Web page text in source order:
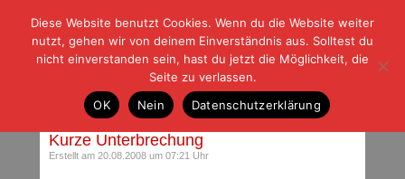
| | |BLOG-GFußball und der Rest
HOME|REGELN|IMPRESSUM |DATENSCHUTZ
Archiv der Kategorie: Tipprunde
Kurze Unterbrechung
Erstellt am 20.08.2008 um 07:21 Uhr
Diese Website benutzt Cookies. Wenn du die Website weiter
nutzt, gehen wir von deinem Einverständnis aus. Solltest du
nicht einverstanden sein, hast du jetzt die Möglichkeit, die
Seite zu verlassen.
OK
Nein Datenschutzerklärung